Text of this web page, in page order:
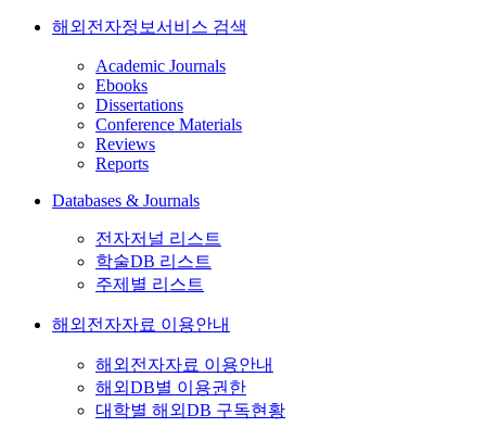
해외전자정보서비스 검색
Academic Journals
Ebooks
Dissertations
Conference Materials
Reviews
Reports
Databases & Journals
전자저널 리스트
학술DB 리스트
주제별 리스트
해외전자자료 이용안내
해외전자자료 이용안내
해외DB별 이용권한
대학별 해외DB 구독현황